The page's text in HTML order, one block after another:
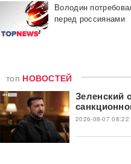
Володин
перед россиянами
топ НОВОСТЕЙ
Зеленский
2026-08-07 08:22